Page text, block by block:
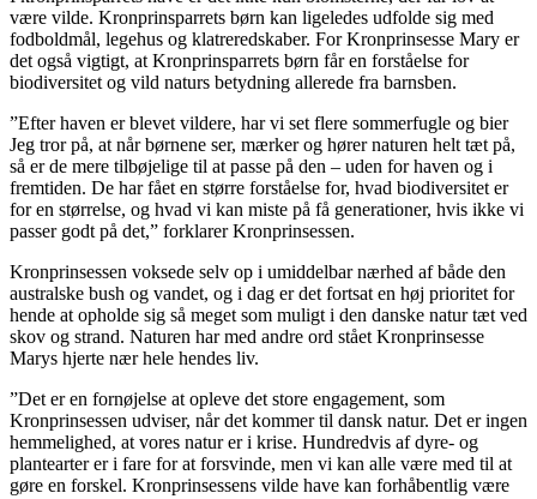
være vilde. Kronprinsparrets børn kan ligeledes udfolde sig med
fodboldmål, legehus og klatreredskaber. For Kronprinsesse Mary er
det også vigtigt, at Kronprinsparrets børn får en forståelse for
biodiversitet og vild naturs betydning allerede fra barnsben.
”Efter haven er blevet vildere, har vi set flere sommerfugle og bier
Jeg tror på, at når børnene ser, mærker og hører naturen helt tæt på,
så er de mere tilbøjelige til at passe på den – uden for haven og i
fremtiden. De har fået en større forståelse for, hvad biodiversitet er
for en størrelse, og hvad vi kan miste på få generationer, hvis ikke vi
passer godt på det,” forklarer Kronprinsessen.
Kronprinsessen voksede selv op i umiddelbar nærhed af både den
australske bush og vandet, og i dag er det fortsat en høj prioritet for
hende at opholde sig så meget som muligt i den danske natur tæt ved
skov og strand. Naturen har med andre ord stået Kronprinsesse
Marys hjerte nær hele hendes liv.
”Det er en fornøjelse at opleve det store engagement, som
Kronprinsessen udviser, når det kommer til dansk natur. Det er ingen
hemmelighed, at vores natur er i krise. Hundredvis af dyre- og
plantearter er i fare for at forsvinde, men vi kan alle være med til at
gøre en forskel. Kronprinsessens vilde have kan forhåbentlig være